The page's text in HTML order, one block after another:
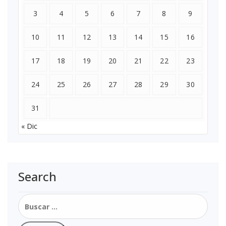
3 4 5 6 7 8 9
10 11 12 13 14 15 16
17 18 19 20 21 22 23
24 25 26 27 28 29 30
31
« Dic
Search
Buscar: